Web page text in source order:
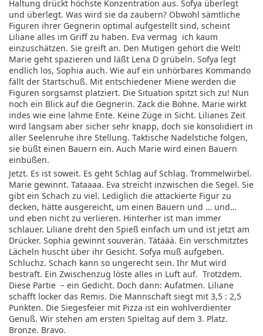
Haltung drückt höchste Konzentration aus. Sofya überlegt
und überlegt. Was wird sie da zaubern? Obwohl sämtliche
Figuren ihrer Gegnerin optimal aufgestellt sind, scheint
Liliane alles im Griff zu haben. Eva vermag ich kaum
einzuschätzen. Sie greift an. Den Mutigen gehört die Welt!
Marie geht spazieren und läßt Lena D grübeln. Sofya legt
endlich los, Sophia auch. Wie auf ein unhörbares Kommando
fällt der Startschuß. Mit entschiedener Miene werden die
Figuren sorgsamst platziert. Die Situation spitzt sich zu! Nun
noch ein Blick auf die Gegnerin. Zack die Bohne. Marie wirkt
indes wie eine lahme Ente. Keine Züge in Sicht. Lilianes Zeit
wird langsam aber sicher sehr knapp, doch sie konsolidiert in
aller Seelenruhe ihre Stellung. Taktische Nadelstiche folgen,
sie büßt einen Bauern ein. Auch Marie wird einen Bauern
einbüßen.
Jetzt. Es ist soweit. Es geht Schlag auf Schlag. Trommelwirbel.
Marie gewinnt. Tataaaa. Eva streicht inzwischen die Segel. Sie
gibt ein Schach zu viel. Lediglich die attackierte Figur zu
decken, hätte ausgereicht, um einen Bauern und … und…
und eben nicht zu verlieren. Hinterher ist man immer
schlauer. Liliane dreht den Spieß einfach um und ist jetzt am
Drücker. Sophia gewinnt souverän. Tätäää. Ein verschmitztes
Lächeln huscht über ihr Gesicht. Sofya muß aufgeben.
Schluchz. Schach kann so ungerecht sein. Ihr Mut wird
bestraft. Ein Zwischenzug löste alles in Luft auf. Trotzdem.
Diese Partie – ein Gedicht. Doch dann: Aufatmen. Liliane
schafft locker das Remis. Die Mannschaft siegt mit 3,5 : 2,5
Punkten. Die Siegesfeier mit Pizza ist ein wohlverdienter
Genuß. Wir stehen am ersten Spieltag auf dem 3. Platz.
Bronze. Bravo.